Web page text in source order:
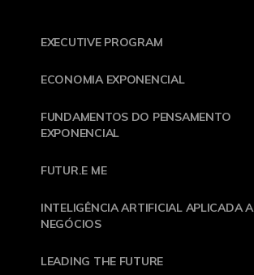
EXECUTIVE PROGRAM
ECONOMIA EXPONENCIAL
FUNDAMENTOS DO PENSAMENTO
EXPONENCIAL
FUTUR.E ME
INTELIGÊNCIA ARTIFICIAL APLICADA A
NEGÓCIOS
LEADING THE FUTURE